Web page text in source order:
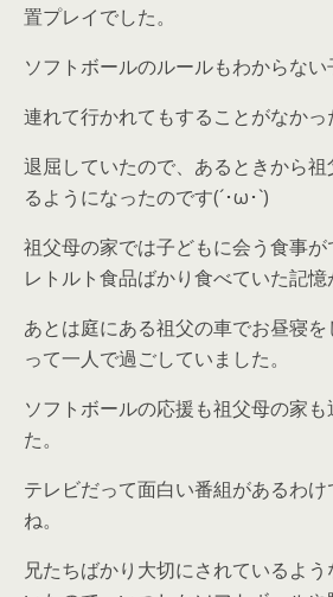
置プレイでした。
ソフトボールのルールもわからない
連れて行かれてもすることがなかっ
退屈していたので、あるときから
るようになったのです(´･ω･`)
祖父母の家では子どもに会う食事が
レトルト食品ばかり食べていた記憶
あとは庭にある祖父の車でお昼寝
って一人で過ごしていました。
ソフトボールの応援も祖父母の家
た。
テレビだって面白い番組があるわ
ね。
兄たちばかり大切にされているよ